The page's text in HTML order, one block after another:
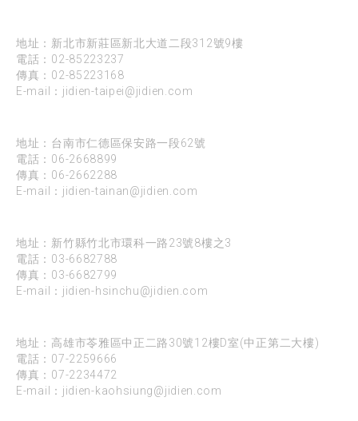
地址：新北市新莊區新北大道二段312號9樓
電話： 02-85223237
傳真：02-85223168
E-mail： jidien-taipei@jidien.com
地址：台南市仁德區保安路一段62號
電話： 06-2668899
傳真：06-2662288
E-mail： jidien-tainan@jidien.com
地址：新竹縣竹北市環科一路23號8樓之3
電話： 03-6682788
傳真：03-6682799
E-mail： jidien-hsinchu@jidien.com
地址：高雄市苓雅區中正二路30號12樓D室(中正第二大樓)
電話： 07-2259666
傳真：07-2234472
E-mail： jidien-kaohsiung@jidien.com